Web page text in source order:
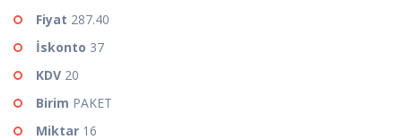
Fiyat 287.40
İskonto 37
KDV 20
Birim PAKET
Miktar 16